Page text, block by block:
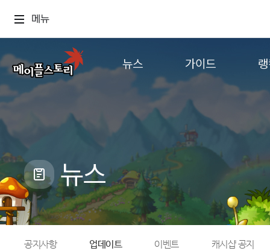
메뉴
뉴스
공지사항
업데이트
캐시샵 공지
메이플 알림판
with maple
가이드
게임정보
직업소개
확률형 아이템
NEXON NOW
뉴스
공지사항 업데이트 이벤트 캐시샵 공지